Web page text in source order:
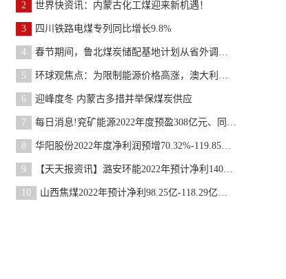
2 世界快资讯：内蒙古化工煤迎来新机遇！
3 四川铁路电煤专列同比增长9.8%
4 春节期间，鲁北煤炭储配基地计划从省外调入煤炭8万
5 环球观焦点：为限制能源价格高涨，澳大利亚拟将高达
6 迎峰度冬 内蒙古多措并举保煤炭供应
7 每日消息!兖矿能源2022年度预盈308亿元、同比增长89%
8 华阳股份2022年度净利润预增70.32%-119.85%、煤炭市
9 【天天报资讯】潞安环能2022年预计净利140亿同比增
10 山西焦煤2022年预计净利98.25亿-118.29亿同比增长93